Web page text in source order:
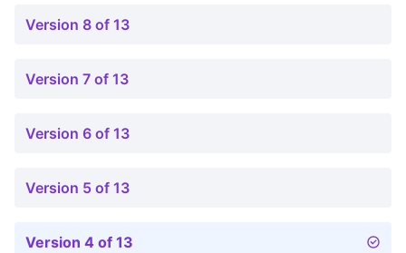
Version 8 of 13
Version 7 of 13
Version 6 of 13
Version 5 of 13
Version 4 of 13